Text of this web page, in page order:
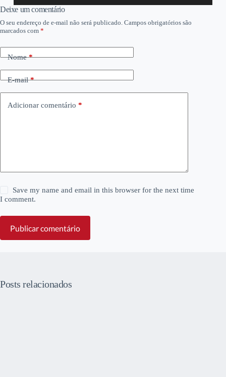
áudio
Deixe um comentário
O seu endereço de e-mail não será publicado. Campos obrigatórios são
marcados com *
Nome*
E-mail*
Adicionar comentário *
Save my name and email in this browser for the next time
I comment.
Publicar comentário
Posts relacionados